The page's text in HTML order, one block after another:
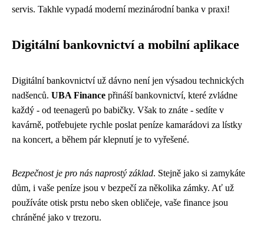
servis. Takhle vypadá moderní mezinárodní banka v praxi!
Digitální bankovnictví a mobilní aplikace
Digitální bankovnictví už dávno není jen výsadou technických
nadšenců. UBA Finance přináší bankovnictví, které zvládne
každý - od teenagerů po babičky. Však to znáte - sedíte v
kavárně, potřebujete rychle poslat peníze kamarádovi za lístky
na koncert, a během pár klepnutí je to vyřešené.
Bezpečnost je pro nás naprostý základ. Stejně jako si zamykáte
dům, i vaše peníze jsou v bezpečí za několika zámky. Ať už
používáte otisk prstu nebo sken obličeje, vaše finance jsou
chráněné jako v trezoru.